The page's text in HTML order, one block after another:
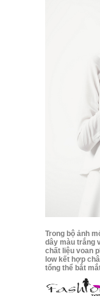
Trong bộ ảnh
dây màu trắng
chất liệu voan
low kết hợp
tổng thể bắt